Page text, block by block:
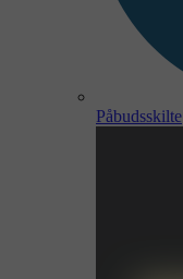
Påbudsskilte